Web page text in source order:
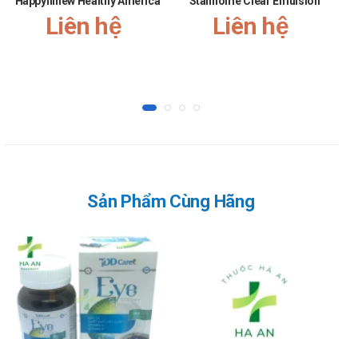
Liên hệ Liên hệ
Sản Phẩm Cùng Hãng